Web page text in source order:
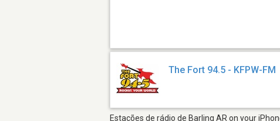
The Fort 94.5 - KFPW-FM
Estações de rádio de Barling AR on your